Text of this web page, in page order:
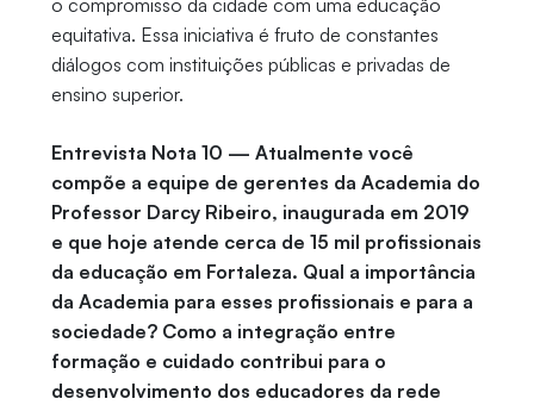
o compromisso da cidade com uma educação
equitativa. Essa iniciativa é fruto de constantes
diálogos com instituições públicas e privadas de
ensino superior.
Entrevista Nota 10 — Atualmente você
compõe a equipe de gerentes da Academia do
Professor Darcy Ribeiro, inaugurada em 2019
e que hoje atende cerca de 15 mil profissionais
da educação em Fortaleza. Qual a importância
da Academia para esses profissionais e para a
sociedade? Como a integração entre
formação e cuidado contribui para o
desenvolvimento dos educadores da rede